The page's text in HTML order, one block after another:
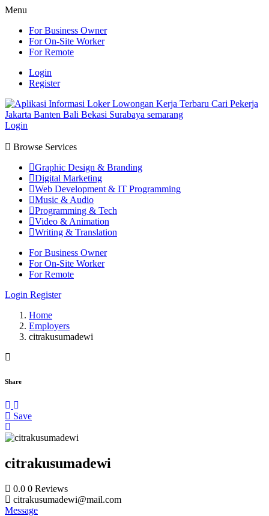
Menu
For Business Owner
For On-Site Worker
For Remote
Login
Register
Login
Browse Services
Graphic Design & Branding
Digital Marketing
Web Development & IT Programming
Music & Audio
Programming & Tech
Video & Animation
Writing & Translation
For Business Owner
For On-Site Worker
For Remote
Login Register
Home
Employers
citrakusumadewi
Share
Save
citrakusumadewi
0.0 0 Reviews
citrakusumadewi@mail.com
Message